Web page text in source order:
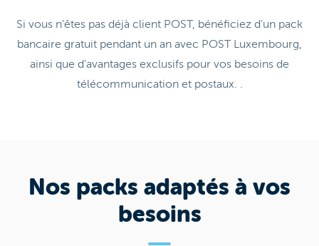
Si vous n’êtes pas déjà client POST, bénéficiez d’un pack
bancaire gratuit pendant un an avec POST Luxembourg,
ainsi que d’avantages exclusifs pour vos besoins de
télécommunication et postaux. .
Nos packs adaptés à vos
besoins